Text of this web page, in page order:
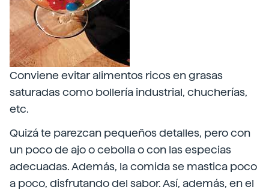
Conviene evitar alimentos ricos en grasas
saturadas como bollería industrial, chucherías,
etc.
Quizá te parezcan pequeños detalles, pero con
un poco de ajo o cebolla o con las especias
adecuadas. Además, la comida se mastica poco
a poco, disfrutando del sabor. Así, además, en el